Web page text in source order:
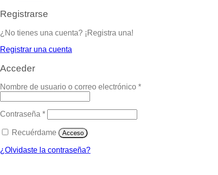
Registrarse
¿No tienes una cuenta? ¡Registra una!
Registrar una cuenta
Acceder
Nombre de usuario o correo electrónico *
Contraseña *
Recuérdame Acceso
¿Olvidaste la contraseña?